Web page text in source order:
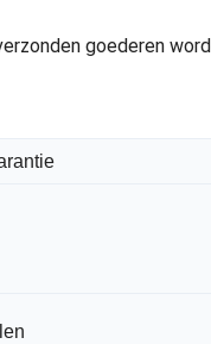
goederen